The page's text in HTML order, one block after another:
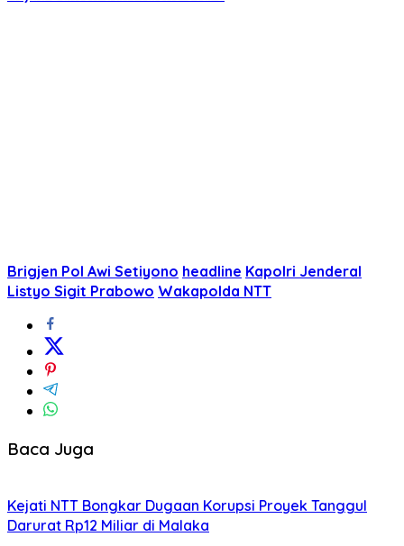
Brigjen Pol Awi Setiyono headline Kapolri Jenderal
Listyo Sigit Prabowo Wakapolda NTT
Baca Juga
Kejati NTT Bongkar Dugaan Korupsi Proyek Tanggul
Darurat Rp12 Miliar di Malaka